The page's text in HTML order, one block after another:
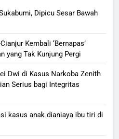
Dipicu Sesar Bawah
Kembali ‘Bernapas’
yang Tak Kunjung Pergi
Dwi di Kasus Narkoba Zenith
Serius bagi Integritas
kasus anak dianiaya ibu tiri di